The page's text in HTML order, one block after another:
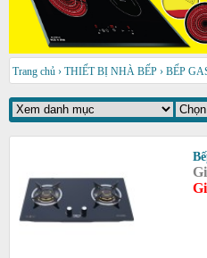
Trang chủ › THIẾT BỊ NHÀ BẾP › BẾP